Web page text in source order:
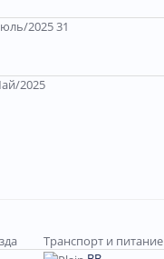
2025 31
2025
Транспорт и питание